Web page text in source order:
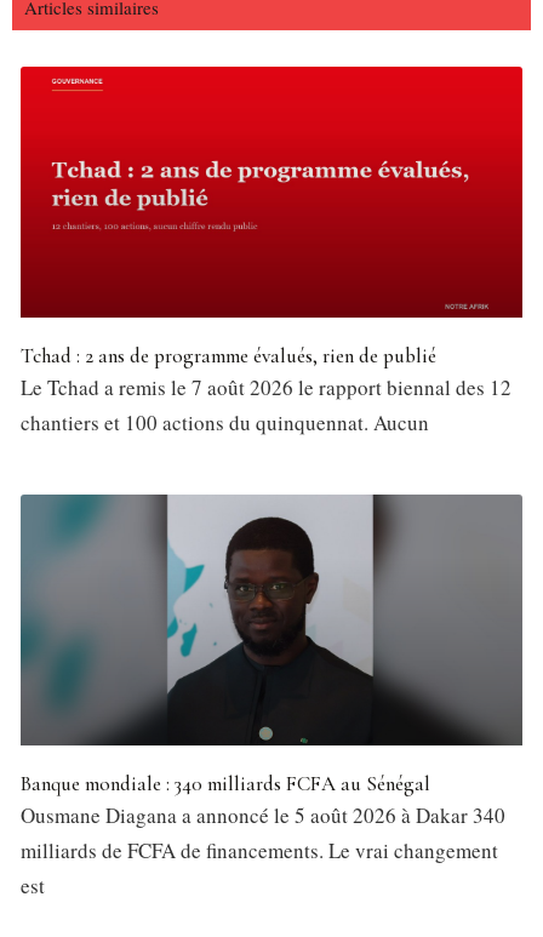
Articles similaires
Tchad : 2 ans de programme évalués, rien de publié
Le Tchad a remis le 7 août 2026 le rapport biennal des 12
chantiers et 100 actions du quinquennat. Aucun
Banque mondiale : 340 milliards FCFA au Sénégal
Ousmane Diagana a annoncé le 5 août 2026 à Dakar 340
milliards de FCFA de financements. Le vrai changement
est